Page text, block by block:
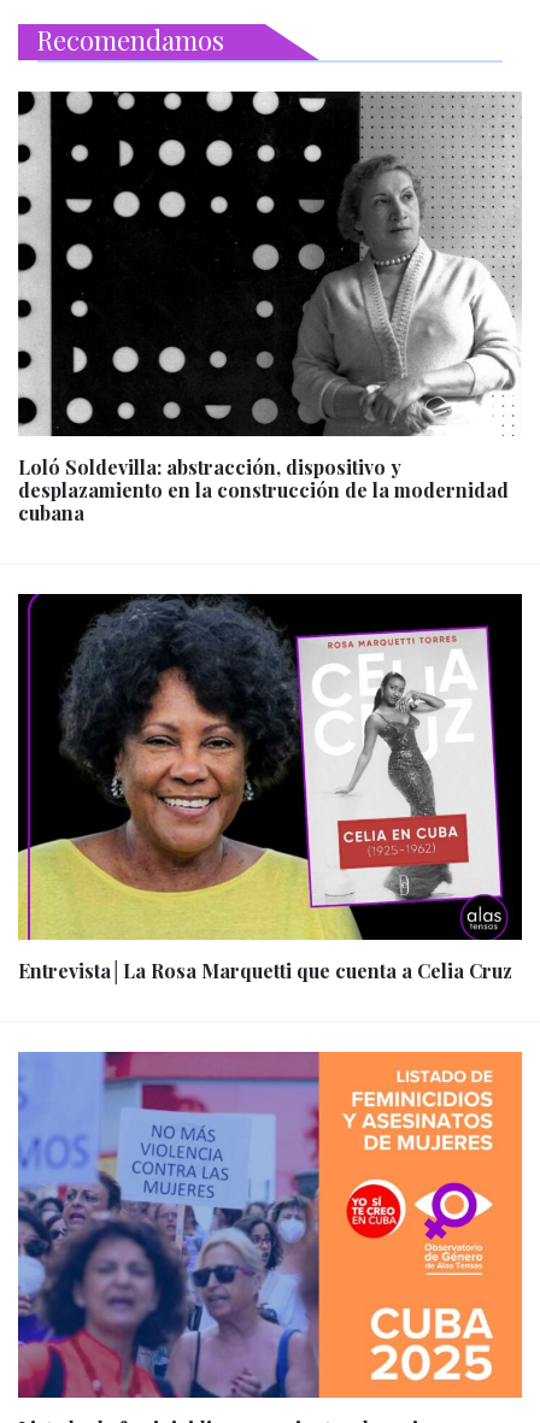
Recomendamos
Loló Soldevilla: abstracción, dispositivo y
desplazamiento en la construcción de la modernidad
cubana
Entrevista│La Rosa Marquetti que cuenta a Celia Cruz